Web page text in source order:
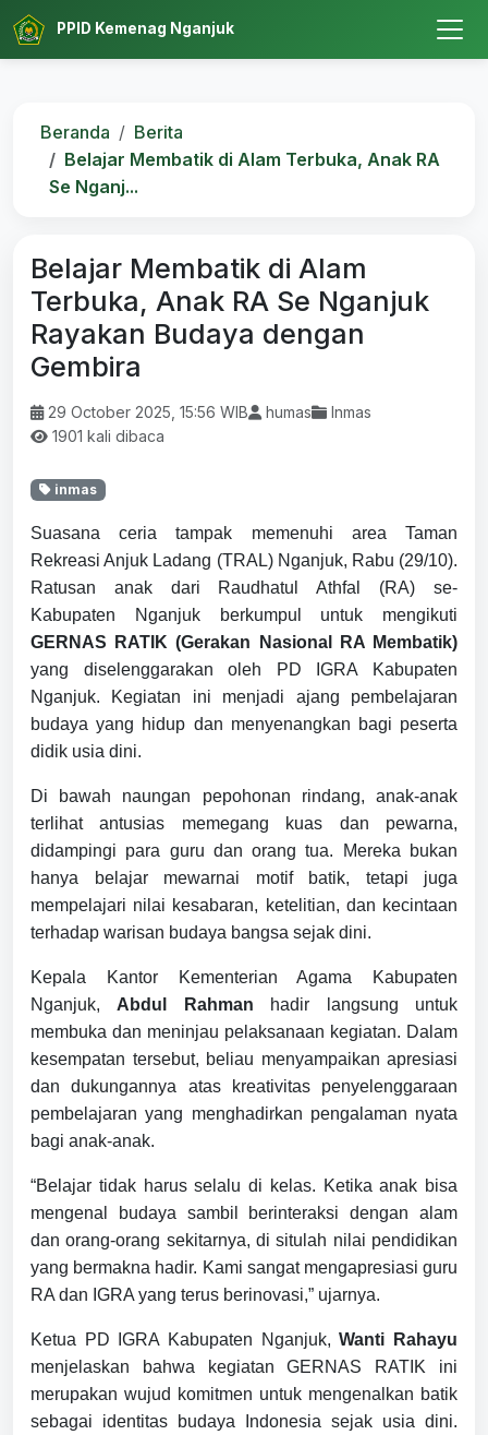
PPID Kemenag Nganjuk
Beranda
Berita
Belajar Membatik di Alam Terbuka, Anak RA
Se Nganj...
Belajar Membatik di Alam
Terbuka, Anak RA Se Nganjuk
Rayakan Budaya dengan
Gembira
29 October 2025, 15:56 WIB humas
Inmas
1901 kali dibaca
inmas
Suasana ceria tampak memenuhi area Taman
Rekreasi Anjuk Ladang (TRAL) Nganjuk, Rabu (29/10).
Ratusan anak dari Raudhatul Athfal (RA) se-
Kabupaten Nganjuk berkumpul untuk mengikuti
GERNAS RATIK (Gerakan Nasional RA Membatik)
yang diselenggarakan oleh PD IGRA Kabupaten
Nganjuk. Kegiatan ini menjadi ajang pembelajaran
budaya yang hidup dan menyenangkan bagi peserta
didik usia dini.
Di bawah naungan pepohonan rindang, anak-anak
terlihat antusias memegang kuas dan pewarna,
didampingi para guru dan orang tua. Mereka bukan
hanya belajar mewarnai motif batik, tetapi juga
mempelajari nilai kesabaran, ketelitian, dan kecintaan
terhadap warisan budaya bangsa sejak dini.
Kepala Kantor Kementerian Agama Kabupaten
Nganjuk, Abdul Rahman
hadir langsung untuk
membuka dan meninjau pelaksanaan kegiatan. Dalam
kesempatan tersebut, beliau menyampaikan apresiasi
dan dukungannya atas kreativitas penyelenggaraan
pembelajaran yang menghadirkan pengalaman nyata
bagi anak-anak.
“Belajar tidak harus selalu di kelas. Ketika anak bisa
mengenal budaya sambil berinteraksi dengan alam
dan orang-orang sekitarnya, di situlah nilai pendidikan
yang bermakna hadir. Kami sangat mengapresiasi guru
RA dan IGRA yang terus berinovasi,” ujarnya.
Ketua PD IGRA Kabupaten Nganjuk,Wanti Rahayu
menjelaskan bahwa kegiatan GERNAS RATIK ini
merupakan wujud komitmen untuk mengenalkan batik
sebagai identitas budaya Indonesia sejak usia dini.